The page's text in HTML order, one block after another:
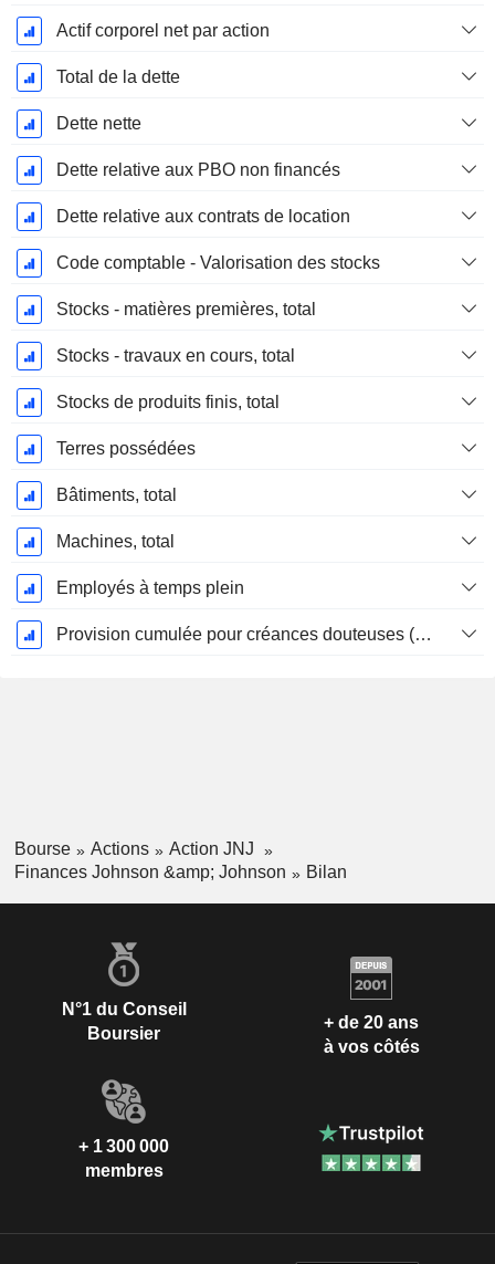
Actif corporel net par action
Total de la dette
Dette nette
Dette relative aux PBO non financés
Dette relative aux contrats de location
Code comptable - Valorisation des stocks
Stocks - matières premières, total
Stocks - travaux en cours, total
Stocks de produits finis, total
Terres possédées
Bâtiments, total
Machines, total
Employés à temps plein
Provision cumulée pour créances douteuses (Supple)
Bourse Actions
Action JNJ
Finances Johnson &amp; Johnson
Bilan
N°1 du Conseil
Boursier
+ de 20 ans
à vos côtés
+ 1 300 000
membres